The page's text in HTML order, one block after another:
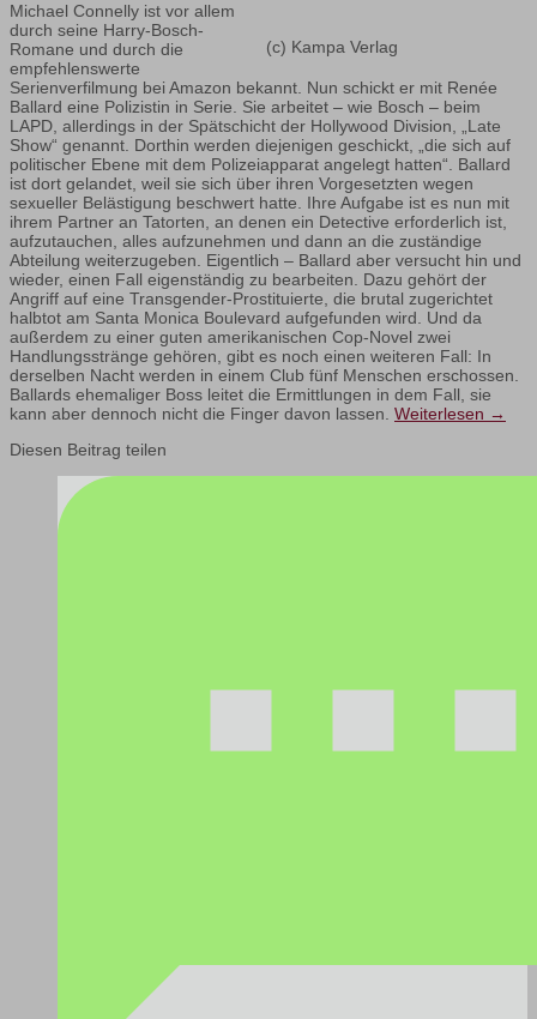
(c) Kampa Verlag
Michael Connelly ist vor allem
durch seine Harry-Bosch-
Romane und durch die
empfehlenswerte
Serienverfilmung bei Amazon bekannt. Nun schickt er mit Renée
Ballard eine Polizistin in Serie. Sie arbeitet – wie Bosch – beim
LAPD, allerdings in der Spätschicht der Hollywood Division, „Late
Show“ genannt. Dorthin werden diejenigen geschickt, „die sich auf
politischer Ebene mit dem Polizeiapparat angelegt hatten“. Ballard
ist dort gelandet, weil sie sich über ihren Vorgesetzten wegen
sexueller Belästigung beschwert hatte. Ihre Aufgabe ist es nun mit
ihrem Partner an Tatorten, an denen ein Detective erforderlich ist,
aufzutauchen, alles aufzunehmen und dann an die zuständige
Abteilung weiterzugeben. Eigentlich – Ballard aber versucht hin und
wieder, einen Fall eigenständig zu bearbeiten. Dazu gehört der
Angriff auf eine Transgender-Prostituierte, die brutal zugerichtet
halbtot am Santa Monica Boulevard aufgefunden wird. Und da
außerdem zu einer guten amerikanischen Cop-Novel zwei
Handlungsstränge gehören, gibt es noch einen weiteren Fall: In
derselben Nacht werden in einem Club fünf Menschen erschossen.
Ballards ehemaliger Boss leitet die Ermittlungen in dem Fall, sie
kann aber dennoch nicht die Finger davon lassen. Weiterlesen →
Diesen Beitrag teilen